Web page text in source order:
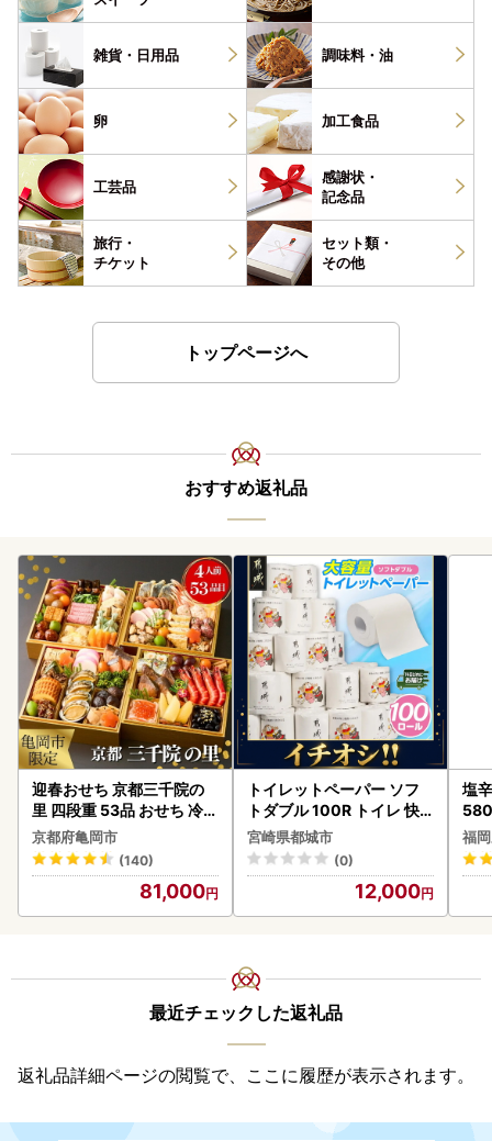
雑貨・ 日用品 調味料・ 油
卵 加工食品
工芸品
感謝状・
記念品
旅行・
チケット
セット類・
その他
トップページへ
おすすめ返礼品
迎春おせち 京都三千院の
里 四段重 53品 おせち 冷蔵
2027 先行予約
京都府亀岡市
(140)
81,000
トイレットペーパー ソフ
トダブル 100R トイレ 快
速〔12-I5-TP100-R〕
宮崎県都城市
(0)
12,000
塩
福
最近チェックした返礼品
返礼品詳細ページの閲覧で、ここに履歴が表示されます。